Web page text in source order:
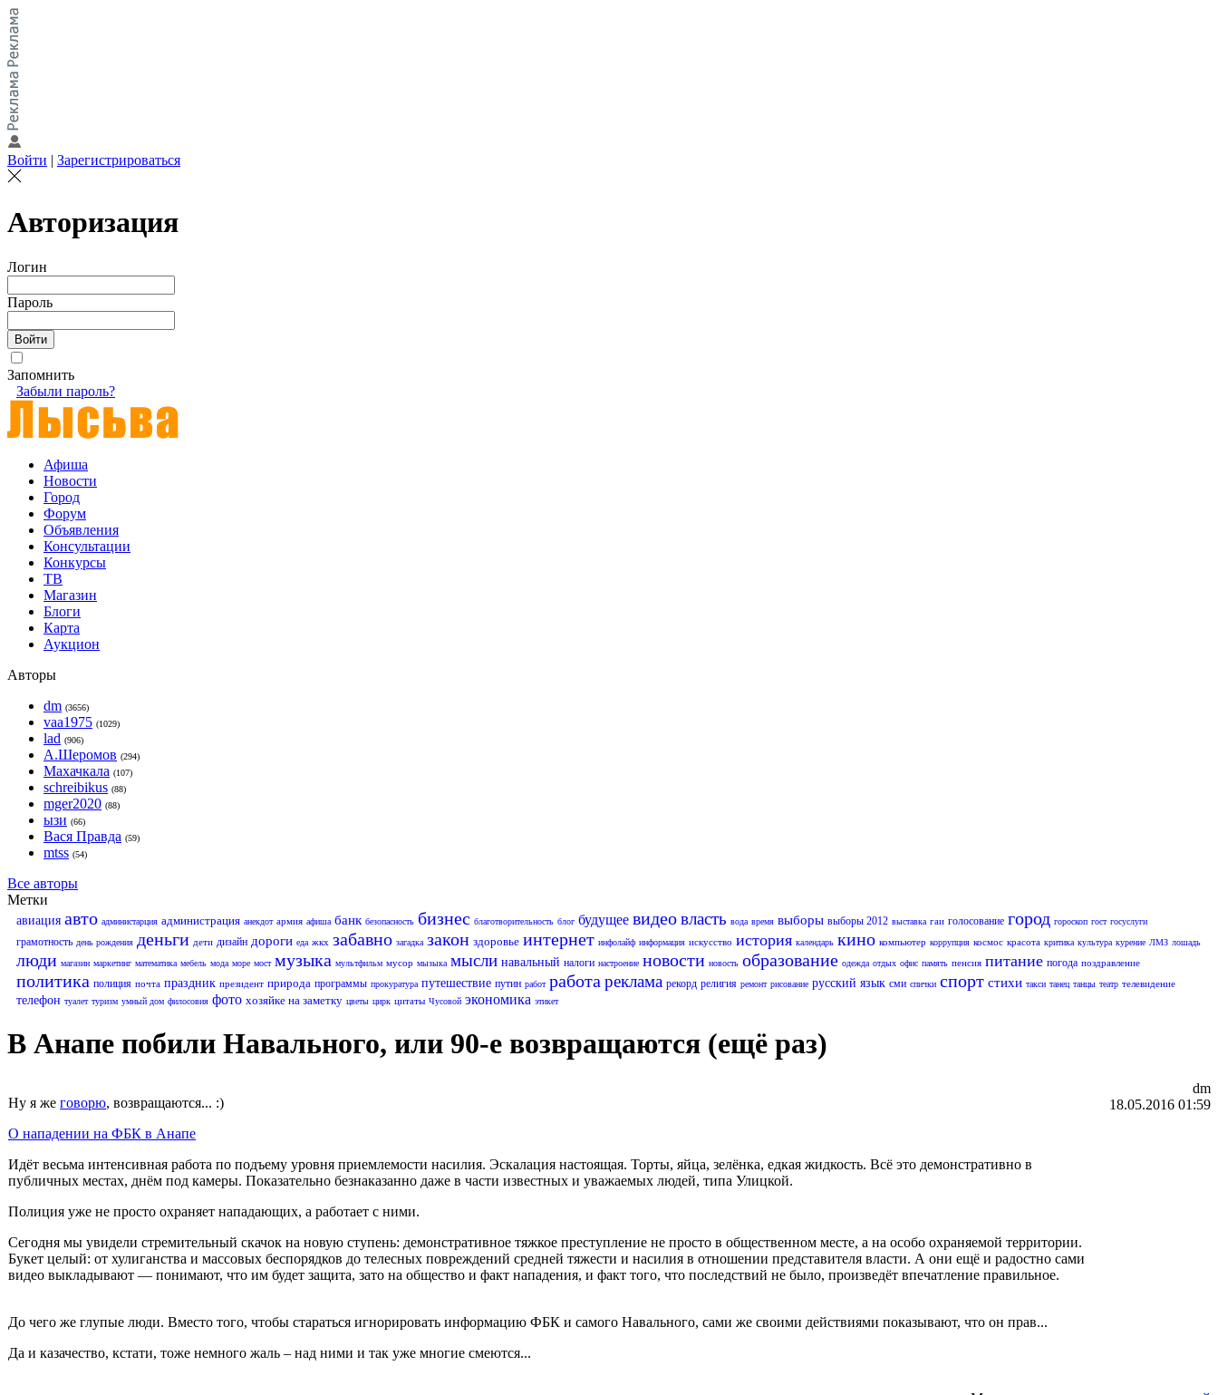
Войти | Зарегистрироваться
Авторизация
Логин
Пароль
Запомнить
Забыли пароль?
Афиша
Новости
Город
Форум
Объявления
Консультации
Конкурсы
ТВ
Магазин
Блоги
Карта
Аукцион
Авторы
dm (3656)
vaa1975 (1029)
lad (906)
А.Шеромов (294)
Махачкала (107)
schreibikus (88)
mger2020 (88)
ызи (66)
Вася Правда (59)
mtss (54)
Все авторы
Метки
авиация авто администарция администрация анекдот армия афиша банк безопасность бизнес благотворительность блог будущее видеовласть вода время выборы выборы 2012 выставка гаи голосование город гороскоп гост госуслуги
грамотность день рождения деньги дети дизайн дороги еда жкх забавно загадка закон здоровье интернет инфолайф информация искусство история календарь кино компьютер коррупция космос красота критика культура курение ЛМЗ лошадь
люди магазин маркетинг математика мебель мода море мост музыка мультфильм мусор мызыка мысли навальный налоги настроение новости новость образование одежда отдых офис память пенсия питание погода поздравление
политика полиция почта праздник президент природа программы прокуратура путешествие путин работ работа реклама рекорд религия ремонт рисование русский язык сми спички спорт стихи такси танец танцы театр телевидение
телефон туалет туризм умный дом филосовия фото хозяйке на заметку цветы цирк цитаты Чусовой экономика этикет
В Анапе побили Навального, или 90-е возвращаются (ещё раз)
Ну я же говорю, возвращаются... :)
О нападении на ФБК в Анапе
Идёт весьма интенсивная работа по подъему уровня приемлемости насилия. Эскалация настоящая. Торты, яйца, зелёнка, едкая жидкость. Всё это демонстративно в
публичных местах, днём под камеры. Показательно безнаказанно даже в части известных и уважаемых людей, типа Улицкой.
Полиция уже не просто охраняет нападающих, а работает с ними.
Сегодня мы увидели стремительный скачок на новую ступень: демонстративное тяжкое преступление не просто в общественном месте, а на особо охраняемой территории.
Букет целый: от хулиганства и массовых беспорядков до телесных повреждений средней тяжести и насилия в отношении представителя власти. А они ещё и радостно сами
видео выкладывают — понимают, что им будет защита, зато на общество и факт нападения, и факт того, что последствий не было, произведёт впечатление правильное.
До чего же глупые люди. Вместо того, чтобы стараться игнорировать информацию ФБК и самого Навального, сами же своими действиями показывают, что он прав...
Да и казачество, кстати, тоже немного жаль – над ними и так уже многие смеются...
dm
18.05.2016 01:59